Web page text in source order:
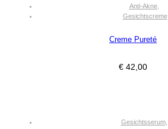
Anti-Akne,
Gesichtscreme
Creme Pureté
€ 42,00
Gesichtsserum,